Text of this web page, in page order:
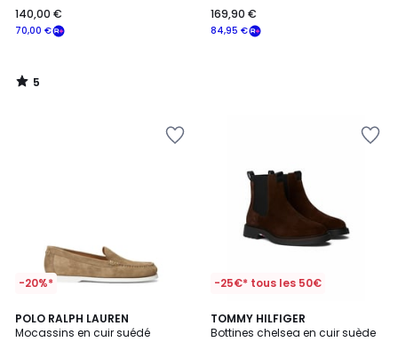
70,00 €
140,00 €
5
/
84,95 €
169,90 €
-20%*
POLO RALPH LAUREN
Mocassins en cuir suédé
3,7
/ 5
-25€* tous les 50€
TOMMY HILFIGER
Bottines chelsea en cuir suède